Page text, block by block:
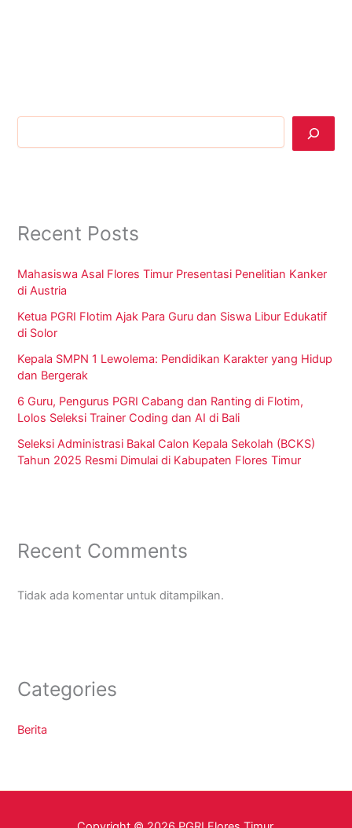
Cari
Recent Posts
Mahasiswa Asal Flores Timur Presentasi Penelitian Kanker
di Austria
Ketua PGRI Flotim Ajak Para Guru dan Siswa Libur Edukatif
di Solor
Kepala SMPN 1 Lewolema: Pendidikan Karakter yang Hidup
dan Bergerak
6 Guru, Pengurus PGRI Cabang dan Ranting di Flotim,
Lolos Seleksi Trainer Coding dan AI di Bali
Seleksi Administrasi Bakal Calon Kepala Sekolah (BCKS)
Tahun 2025 Resmi Dimulai di Kabupaten Flores Timur
Recent Comments
Tidak ada komentar untuk ditampilkan.
Categories
Berita